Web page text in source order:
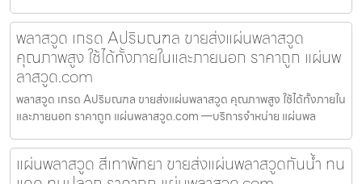
พลาสวูด เกรด Aปริมณฑล ขายส่งแผ่นพลาสวูด
คุณภาพสูง ใช้ได้ทั้งภายในและภายนอก ราคาถูก แผ่นพ
ลาสวูด.com
พลาสวูด เกรด Aปริมณฑล ขายส่งแผ่นพลาสวูด คุณภาพสูง ใช้ได้ทั้งภายใน
และภายนอก ราคาถูก แผ่นพลาสวูด.com —บริการจำหน่าย แผ่นพล
แผ่นพลาสวูด สีเทาพัทยา ขายส่งแผ่นพลาสวูดกันน้ำ ทน